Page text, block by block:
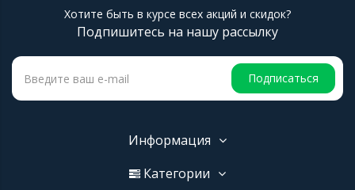
Хотите быть в курсе всех акций и скидок?
Подпишитесь на нашу рассылку
Подписаться
Информация
Категории